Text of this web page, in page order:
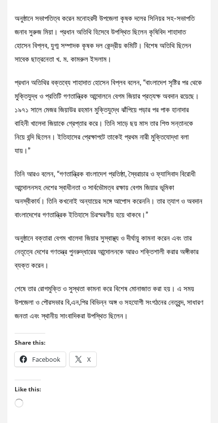
অনুষ্ঠানে সভাপতিত্ব করেন মনোহরদী উপজেলা কৃষক দলের সিনিয়র সহ-সভাপতি
জনাব সুরুজ মিয়া। প্রধান অতিথি হিসেবে উপস্থিত ছিলেন কৃষিবিদ শাহাদাত
হোসেন বিপ্লব, যুগ্ম সম্পাদক কৃষক দল কেন্দ্রীয় কমিটি। বিশেষ অতিথি ছিলেন
সাবেক ছাত্রনেতা খ. ম. কামরুল ইসলাম।
প্রধান অতিথির বক্তব্যে শাহাদাত হোসেন বিপ্লব বলেন, “বাংলাদেশ সৃষ্টির পর থেকে
মুক্তিযুদ্ধ ও প্রতিটি গণতান্ত্রিক আন্দোলনে বেগম জিয়ার প্রত্যক্ষ অবদান রয়েছে।
১৯৭১ সালে মেজর জিয়াউর রহমান মুক্তিযুদ্ধে ঝাঁপিয়ে পড়ার পর পাক হানাদার
বাহিনী খালেদা জিয়াকে গ্রেপ্তার করে। তিনি সাড়ে ছয় মাস তার শিশু সন্তানকে
নিয়ে বন্দি ছিলেন। ইতিহাসের প্রেক্ষাপটে তাকেই প্রথম নারী মুক্তিযোদ্ধা বলা
যায়।”
তিনি আরও বলেন, “গণতান্ত্রিক বাংলাদেশ প্রতিষ্ঠা, স্বৈরাচার ও ফ্যাসিবাদ বিরোধী
আন্দোলনসহ দেশের স্বাধীনতা ও সার্বভৌমত্ব রক্ষায় বেগম জিয়ার ভূমিকা
অনস্বীকার্য। তিনি কখনোই অন্যায়ের সঙ্গে আপোস করেননি। তার ত্যাগ ও অবদান
বাংলাদেশের গণতান্ত্রিক ইতিহাসে চিরস্মরণীয় হয়ে থাকবে।”
অনুষ্ঠানে বক্তারা বেগম খালেদা জিয়ার সুস্বাস্থ্য ও দীর্ঘায়ু কামনা করেন এবং তার
নেতৃত্বে দেশের গণতন্ত্র পুনরুদ্ধারের আন্দোলনকে আরও শক্তিশালী করার অঙ্গীকার
ব্যক্ত করেন।
শেষে তার রোগমুক্তি ও সুস্থতা কামনা করে বিশেষ মোনাজাত করা হয়। এ সময়
উপজেলা ও পৌরসভার বি,এন,পির বিভিন্ন অঙ্গ ও সহযোগী সংগঠনের নেতৃবৃন্দ, সাধারণ
জনতা এবং স্থানীয় সাংবাদিকরা উপস্থিত ছিলেন।
Share this:
Facebook X
Like this:
Loading…